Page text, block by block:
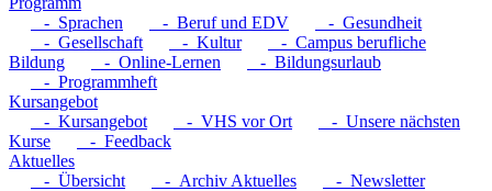
- Sprachen
- Beruf und EDV
- Gesundheit
- Gesellschaft
- Kultur
- Campus berufliche
Bildung
- Online-Lernen
- Bildungsurlaub
- Programmheft
Kursangebot
- Kursangebot
- VHS vor Ort
- Unsere nächsten
Kurse
- Feedback
Aktuelles
- Übersicht
- Archiv Aktuelles
- Newsletter